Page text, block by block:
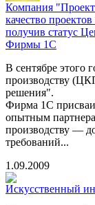
Компания
качество
получив статус
Фирмы 1С
В сентябре этого
производству
решения".
Фирма 1С
опытным
производству —
требований...
1.09.2009
Искусственный